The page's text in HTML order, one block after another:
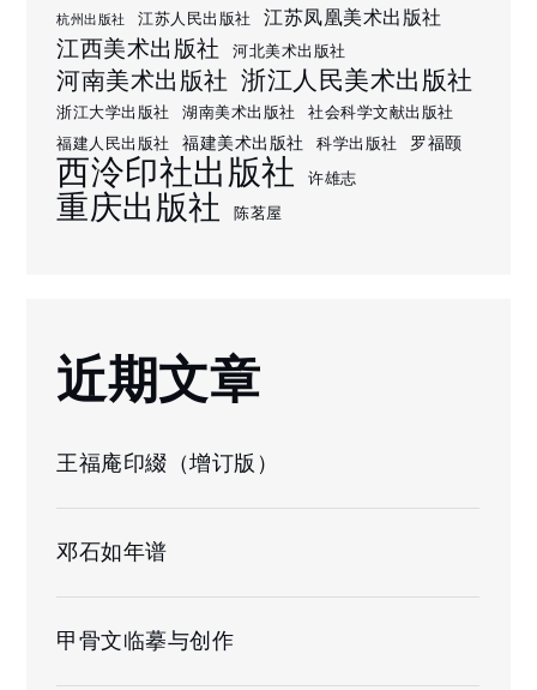
杭州出版社 江苏人民出版社 江苏凤凰美术出版社
江西美术出版社 河北美术出版社
河南美术出版社 浙江人民美术出版社
浙江大学出版社 湖南美术出版社
社会科学文献出版社
福建人民出版社
福建美术出版社 科学出版社 罗福颐
西泠印社出版社 许雄志
重庆出版社 陈茗屋
近期文章
王福庵印綴（增订版）
邓石如年谱
甲骨文临摹与创作